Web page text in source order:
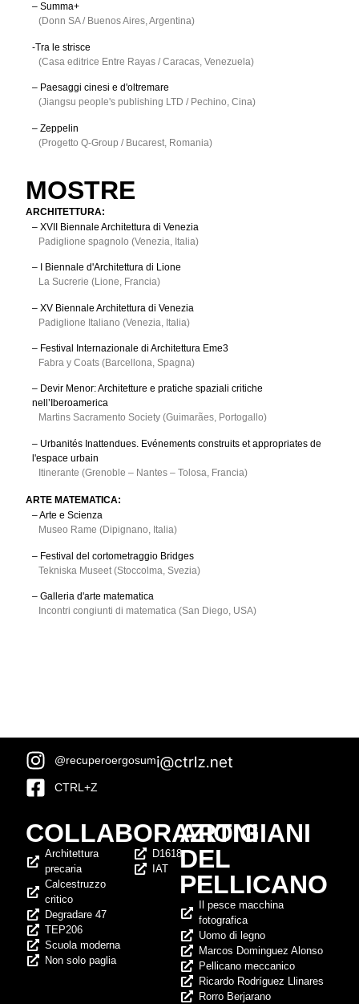
– Summa+
(Donn SA / Buenos Aires, Argentina)
-Tra le strisce
(Casa editrice Entre Rayas / Caracas, Venezuela)
– Paesaggi cinesi e d'oltremare
(Jiangsu people's publishing LTD / Pechino, Cina)
– Zeppelin
(Progetto Q-Group / Bucarest, Romania)
MOSTRE
ARCHITETTURA:
– XVII Biennale Architettura di Venezia
Padiglione spagnolo (Venezia, Italia)
– I Biennale d'Architettura di Lione
La Sucrerie (Lione, Francia)
– XV Biennale Architettura di Venezia
Padiglione Italiano (Venezia, Italia)
– Festival Internazionale di Architettura Eme3
Fabra y Coats (Barcellona, Spagna)
– Devir Menor: Architetture e pratiche spaziali critiche
nell’Iberoamerica
Martins Sacramento Society (Guimarães, Portogallo)
– Urbanités Inattendues. Evénements construits et appropriates de
l'espace urbain
Itinerante (Grenoble – Nantes – Tolosa, Francia)
ARTE MATEMATICA:
– Arte e Scienza
Museo Rame (Dipignano, Italia)
– Festival del cortometraggio Bridges
Tekniska Museet (Stoccolma, Svezia)
– Galleria d'arte matematica
Incontri congiunti di matematica (San Diego, USA)
@recuperoergosum
CTRL+Z
COLLABORAZIONI
Architettura
precaria
Calcestruzzo
critico
Degradare 47
TEP206
Scuola moderna
Non solo paglia
D1618
IAT
ARTIGIANI
DEL
PELLICANO
Il pesce macchina
fotografica
Uomo di legno
Marcos Dominguez Alonso
Pellicano meccanico
Ricardo Rodríguez Llinares
Rorro Berjarano